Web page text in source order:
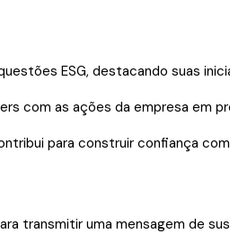
ESG, destacando suas
com as ações da empresa em
para construir confiança
transmitir uma mensagem de